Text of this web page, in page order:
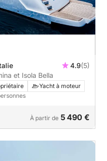
4.9(5)
et Isola Bella
Yacht à moteur
À partir de 5 490 €